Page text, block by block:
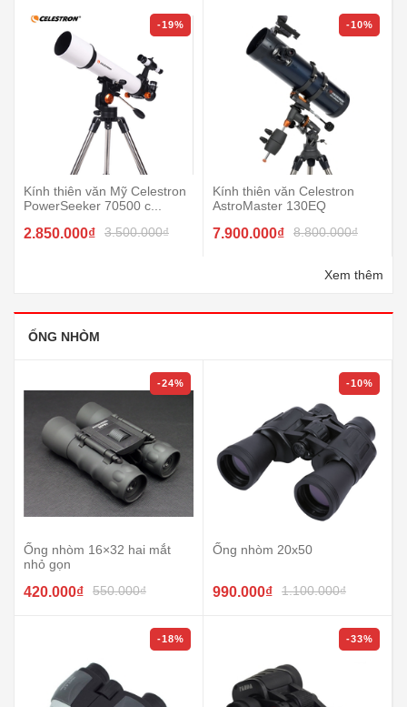
-19%
Kính thiên văn Mỹ Celestron
PowerSeeker 70500 c...
2.850.000₫ 3.500.000₫
-10%
Kính thiên văn Celestron
AstroMaster 130EQ
7.900.000₫ 8.800.000₫
Xem thêm
ỐNG NHÒM
-24%
Ống nhòm 16×32 hai mắt
nhỏ gọn
420.000₫ 550.000₫
-18%
-10%
Ống nhòm 20x50
990.000₫ 1.100.000₫
-33%